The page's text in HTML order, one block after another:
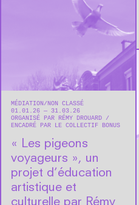
MÉDIATION
NON CLASSÉ
01.01.26 — 31.03.26
ORGANISÉ PAR RÉMY DROUARD
ENCADRÉ PAR LE COLLECTIF BONUS
« Les pigeons
voyageurs », un
projet d’éducation
artistique et
culturelle par Rémy